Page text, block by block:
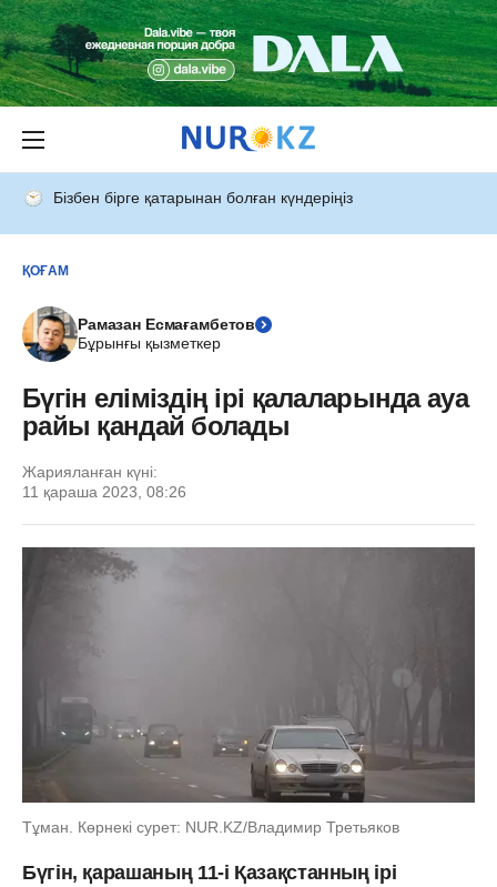
Бізбен бірге қатарынан болған күндеріңіз
ҚОҒАМ
Рамазан Есмағамбетов
Бұрынғы қызметкер
Бүгін еліміздің ірі қалаларында ауа
райы қандай болады
Жарияланған күні:
11 қараша 2023, 08:26
Тұман. Көрнекі сурет: NUR.KZ/Владимир Третьяков
Бүгін, қарашаның 11-і Қазақстанның ірі